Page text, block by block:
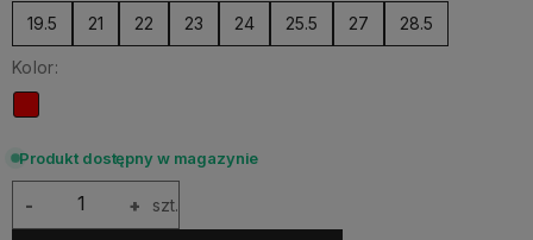
19.5
21 22 23 24 25.5 27 28.5
Kolor:
Produkt dostępny w magazynie
+
- szt.